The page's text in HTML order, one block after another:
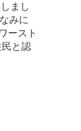
まし
みに
ースト
と認